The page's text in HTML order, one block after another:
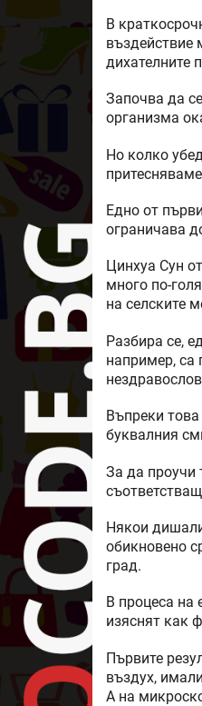
В
въздействие
дихателните
Започва да
организма
Но колко
Едно от
ограничава
Цинхуа Сун
много по-
на селските
Разбира се,
например, са
Въпреки
буквалния
За да проучи
Някои
обикновено
град.
В процеса на
изяснят как
Първите
въздух,
А на